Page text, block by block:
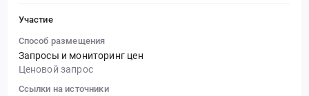
Участие
Способ размещения
Запросы и мониторинг цен
Ценовой запрос
Ссылки на источники